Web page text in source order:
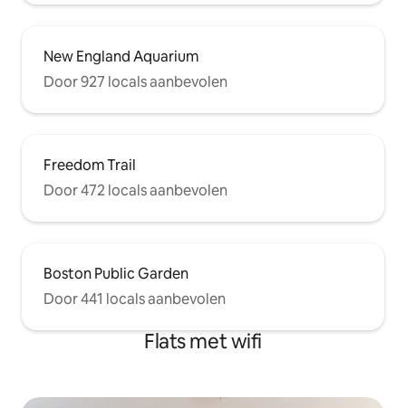
New England Aquarium
Door 927 locals aanbevolen
Freedom Trail
Door 472 locals aanbevolen
Boston Public Garden
Door 441 locals aanbevolen
Flats met wifi